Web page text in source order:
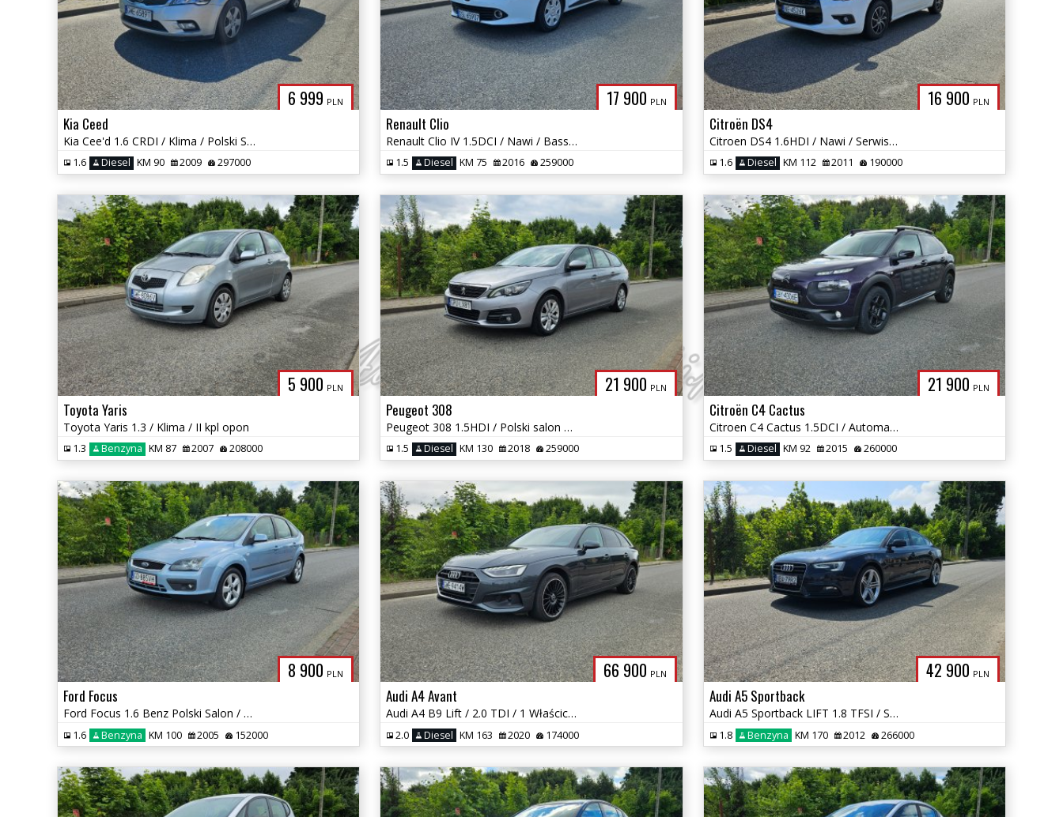
6 999 PLN
Kia Ceed
Kia Cee'd 1.6 CRDI / Klima / Polski Salon / Okazja !
1.6 Diesel KM 90 2009 297000
17 900 PLN
Renault Clio
Renault Clio IV 1.5DCI / Nawi / Bass Reflex / Okazja
1.5 Diesel KM 75 2016 259000
16 900 PLN
Citroën DS4
Citroen DS4 1.6HDI / Nawi / Serwisowany / Okazja
1.6 Diesel KM 112 2011 190000
5 900 PLN
Toyota Yaris
Toyota Yaris 1.3 / Klima / II kpl opon
1.3 Benzyna KM 87 2007 208000
21 900 PLN
Peugeot 308
Peugeot 308 1.5HDI / Polski salon 2 Własciciel / Serwisowany / Okazja
1.5 Diesel KM 130 2018 259000
21 900 PLN
Citroën C4 Cactus
Citroen C4 Cactus 1.5DCI / Automat / Łopatki F1 / Nawi / Okazja !!
1.5 Diesel KM 92 2015 260000
8 900 PLN
Ford Focus
Ford Focus 1.6 Benz Polski Salon / Klima / Podgrzewana szyba czołowa
1.6 Benzyna KM 100 2005 152000
66 900 PLN
Audi A4 Avant
Audi A4 B9 Lift / 2.0 TDI / 1 Właściciel / Matrixy / Radary / Okazja
2.0 Diesel KM 163 2020 174000
42 900 PLN
Audi A5 Sportback
Audi A5 Sportback LIFT 1.8 TFSI / Skóra / Xenon / Zadbany
1.8 Benzyna KM 170 2012 266000